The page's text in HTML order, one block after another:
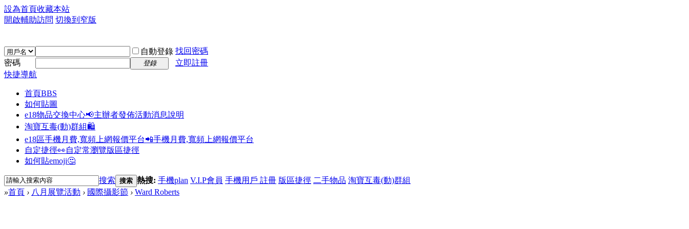
設為首頁收藏本站
開啟輔助訪問 切換到窄版
自動登錄 找回密碼
密碼
登錄
立即註冊
快捷導航
首頁BBS
如何貼圖
e18物品交換中心📢主辦者發佈活動消息說明
淘寶互毒(動)群組🛍️
e18區手機月費,寬頻上網報價平台📲手機月費,寬頻上網報價平台
自定捷徑👀自定常瀏覽版區捷徑
如何貼emoji🤔
搜索 搜索 熱搜: 手機plan V.I.P會員 手機用戶 註冊 版區捷徑 二手物品 淘寶互毒(動)群組
»首頁 › 八月展覽活動 › 國際攝影節 › Ward Roberts